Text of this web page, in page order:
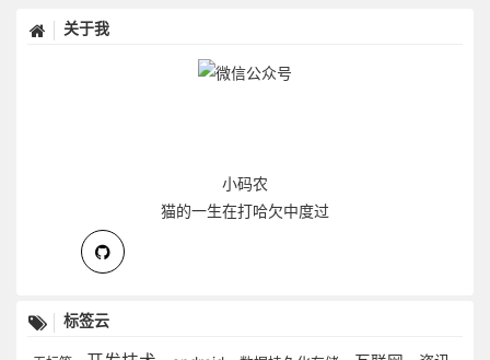
关于我
小码农
猫的一生在打哈欠中度过
标签云